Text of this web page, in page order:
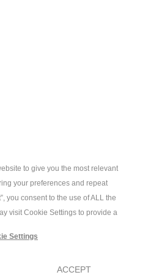
to give you the most relevant
your preferences and repeat
you consent to the use of ALL the
visit Cookie Settings to provide a
Settings
ACCEPT